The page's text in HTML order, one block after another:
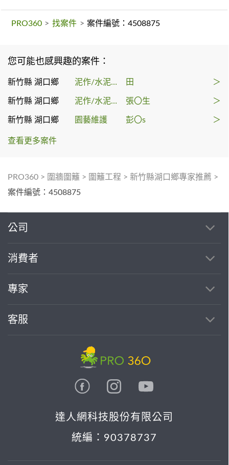
PRO360 > 找案件 > 案件編號：4508875
您可能也感興趣的案件：
新竹縣 湖口鄉 泥作/水泥施工 田 ＞
新竹縣 湖口鄉 泥作/水泥施工 張〇生 ＞
新竹縣 湖口鄉 園藝維護 彭〇s ＞
查看更多案件
PRO360 > 圍牆圍籬 > 圍籬工程 > 新竹縣湖口鄉專家推薦 >
案件編號：4508875
公司
消費者
專家
客服
達人網科技股份有限公司
統編：90378737